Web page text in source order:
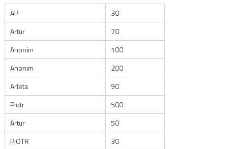
AP
30
Artur
70
Anonim
100
Anonim
200
Arleta
90
Piotr
500
Artur
50
PIOTR
30